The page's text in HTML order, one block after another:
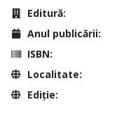
Editură:
Anul publicării:
ISBN:
Localitate:
Ediţie: